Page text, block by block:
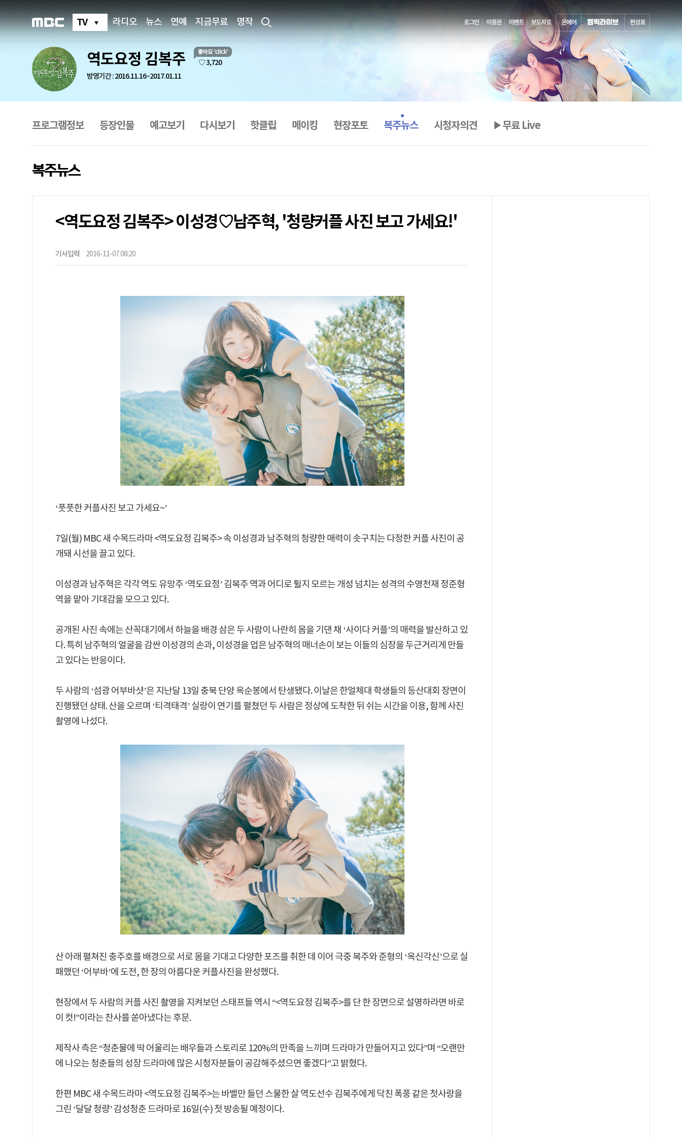
TV 라디오 뉴스 연예 지금무료 명작 로그인 이용권 이벤트 보도자료 온에어 편성표
요
정
김
주
역도요정 김복주
방영기간 : 2016.11.16~2017.01.11
좋 ♡ 3,720
프로그램정보 등장인물 예고보기 다시보기 핫클립 메이킹 현장포토 복주뉴스 시청자의견 ▶무료 Live
복주뉴스
<역도요정 김복주> 이성경♡남주혁, '청량커플 사진 보고 가세요!'
기사입력 2016-11-07 08:20
‘풋풋한 커플사진 보고 가세요~’
7일(월) MBC 새 수목드라마 <역도요정 김복주> 속 이성경과 남주혁의 청량한 매력이 솟구치는 다정한 커플 사진이 공
개돼 시선을 끌고 있다.
이성경과 남주혁은 각각 역도 유망주 ‘역도요정’ 김복주 역과 어디로 튈지 모르는 개성 넘치는 성격의 수영천재 정준형
역을 맡아 기대감을 모으고 있다.
공개된 사진 속에는 산꼭대기에서 하늘을 배경 삼은 두 사람이 나란히 몸을 기댄 채 ‘사이다 커플’의 매력을 발산하고 있
다. 특히 남주혁의 얼굴을 감싼 이성경의 손과, 이성경을 업은 남주혁의 매너손이 보는 이들의 심장을 두근거리게 만들
고 있다는 반응이다.
두 사람의 ‘섬광 어부바샷’은 지난달 13일 충북 단양 옥순봉에서 탄생됐다. 이날은 한얼체대 학생들의 등산대회 장면이
진행됐던 상태. 산을 오르며 ‘티격태격’ 실랑이 연기를 펼쳤던 두 사람은 정상에 도착한 뒤 쉬는 시간을 이용, 함께 사진
촬영에 나섰다.
산 아래 펼쳐진 충주호를 배경으로 서로 몸을 기대고 다양한 포즈를 취한 데 이어 극중 복주와 준형의 ‘옥신각신’으로 실
패했던 ‘어부바’에 도전, 한 장의 아름다운 커플사진을 완성했다.
현장에서 두 사람의 커플 사진 촬영을 지켜보던 스태프들 역시 “<역도요정 김복주>를 단 한 장면으로 설명하라면 바로
이 컷!”이라는 찬사를 쏟아냈다는 후문.
제작사 측은 “청춘물에 딱 어울리는 배우들과 스토리로 120%의 만족을 느끼며 드라마가 만들어지고 있다”며 “오랜만
에 나오는 청춘들의 성장 드라마에 많은 시청자분들이 공감해주셨으면 좋겠다”고 밝혔다.
한편 MBC 새 수목드라마 <역도요정 김복주>는 바벨만 들던 스물한 살 역도선수 김복주에게 닥친 폭풍 같은 첫사랑을
그린 ‘달달 청량’ 감성청춘 드라마로 16일(수) 첫 방송될 예정이다.